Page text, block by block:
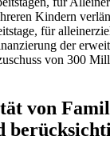
Kindern
für
der
von 300
von